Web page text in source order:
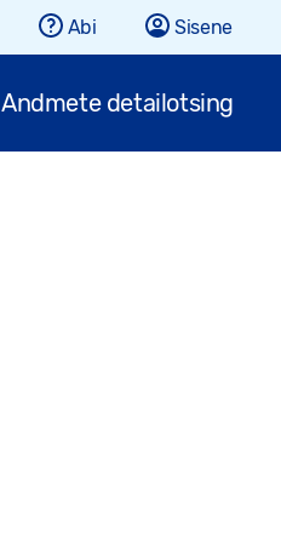
Abi Sisene
Andmete detailotsing